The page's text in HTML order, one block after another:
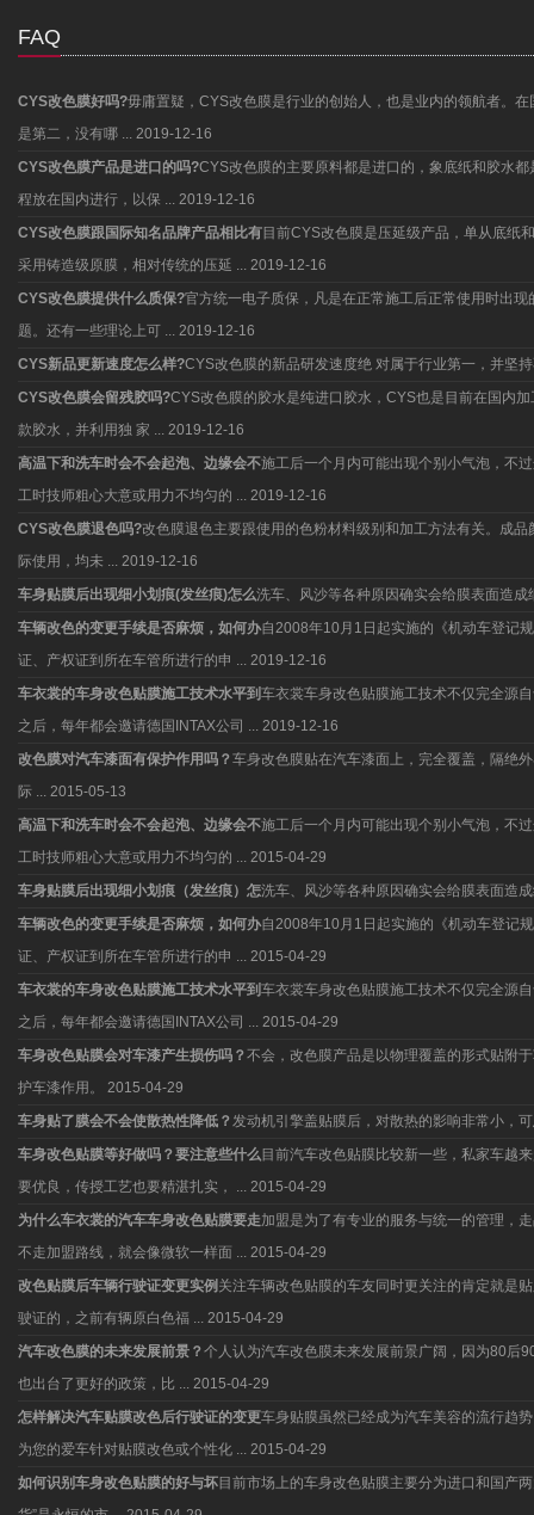
FAQ
CYS改色膜好吗?毋庸置疑，CYS改色膜是行业的创始人，也是业内的领航者。
是第二，没有哪 ... 2019-12-16
CYS改色膜产品是进口的吗?CYS改色膜的主要原料都是进口的，象底纸和胶水
程放在国内进行，以保 ... 2019-12-16
CYS改色膜跟国际知名品牌产品相比有目前CYS改色膜是压延级产品，单从底纸
采用铸造级原膜，相对传统的压延 ... 2019-12-16
CYS改色膜提供什么质保?官方统一电子质保，凡是在正常施工后正常使用时出
题。还有一些理论上可 ... 2019-12-16
CYS新品更新速度怎么样?CYS改色膜的新品研发速度绝 对属于行业第一，并坚
CYS改色膜会留残胶吗?CYS改色膜的胶水是纯进口胶水，CYS也是目前在国内
款胶水，并利用独 家 ... 2019-12-16
高温下和洗车时会不会起泡、边缘会不施工后一个月内可能出现个别小气泡，不
工时技师粗心大意或用力不均匀的 ... 2019-12-16
CYS改色膜退色吗?改色膜退色主要跟使用的色粉材料级别和加工方法有关。成
际使用，均未 ... 2019-12-16
车身贴膜后出现细小划痕(发丝痕)怎么洗车、风沙等各种原因确实会给膜表面造
车辆改色的变更手续是否麻烦，如何办自2008年10月1日起实施的《机动车登记
证、产权证到所在车管所进行的申 ... 2019-12-16
车衣裳的车身改色贴膜施工技术水平到 车衣裳车身改色贴膜施工技术不仅完全源
之后，每年都会邀请德国INTAX公司 ... 2019-12-16
改色膜对汽车漆面有保护作用吗？车身改色膜贴在汽车漆面上，完全覆盖，隔绝
际 ... 2015-05-13
高温下和洗车时会不会起泡、边缘会不施工后一个月内可能出现个别小气泡，不
工时技师粗心大意或用力不均匀的 ... 2015-04-29
车身贴膜后出现细小划痕（发丝痕）怎洗车、风沙等各种原因确实会给膜表面造
车辆改色的变更手续是否麻烦，如何办自2008年10月1日起实施的《机动车登记
证、产权证到所在车管所进行的申 ... 2015-04-29
车衣裳的车身改色贴膜施工技术水平到 车衣裳车身改色贴膜施工技术不仅完全源
之后，每年都会邀请德国INTAX公司 ... 2015-04-29
车身改色贴膜会对车漆产生损伤吗？不会，改色膜产品是以物理覆盖的形式贴附
护车漆作用。
2015-04-29
车身贴了膜会不会使散热性降低？发动机引擎盖贴膜后，对散热的影响非常小，
车身改色贴膜等好做吗？要注意些什么目前汽车改色贴膜比较新一些，私家车越
要优良，传授工艺也要精湛扎实， ... 2015-04-29
为什么车衣裳的汽车车身改色贴膜要走加盟是为了有专业的服务与统一的管理，
不走加盟路线，就会像微软一样面 ... 2015-04-29
改色贴膜后车辆行驶证变更实例 关注车辆改色贴膜的车友同时更关注的肯定就是
驶证的，之前有辆原白色福 ... 2015-04-29
汽车改色膜的未来发展前景？个人认为汽车改色膜未来发展前景广阔，因为80后
也出台了更好的政策，比 ... 2015-04-29
怎样解决汽车贴膜改色后行驶证的变更车身贴膜虽然已经成为汽车美容的流行趋
为您的爱车针对贴膜改色或个性化 ... 2015-04-29
如何识别车身改色贴膜的好与坏目前市场上的车身改色贴膜主要分为进口和国产